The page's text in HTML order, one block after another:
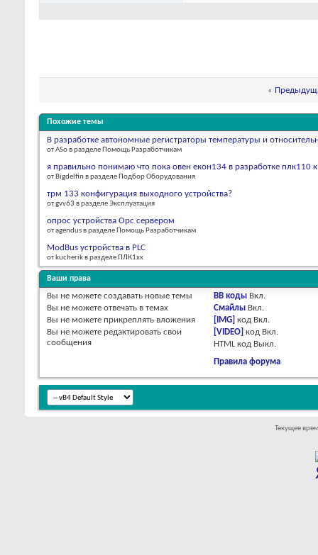
«
Похожие темы
В разработке автономные регистраторы температуры и
от ASo в разделе Помощь Разработчикам
я правильно понимаю что пока овен екон134 в разработке плк110
от Bigdelfin в разделе Подбор Оборудования
трм 133 конфигурация выходного устройства?
от gvv63 в разделе Эксплуатация
опрос устройства Opc сервером
от agendus в разделе Помощь Разработчикам
ModBus устройства в PLC
от kucherik в разделе ПЛК1хх
Ваши права
Вы не можете создавать новые темы
Вы не можете отвечать в темах
Вы не можете прикреплять вложения
Вы не можете редактировать свои
сообщения
BB коды Вкл.
Смайлы Вкл.
[IMG] код Вкл.
[VIDEO] код Вкл.
HTML код Выкл.
Правила форума
Текущее